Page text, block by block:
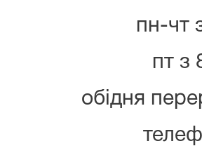
пн-чт
пт з
обідня